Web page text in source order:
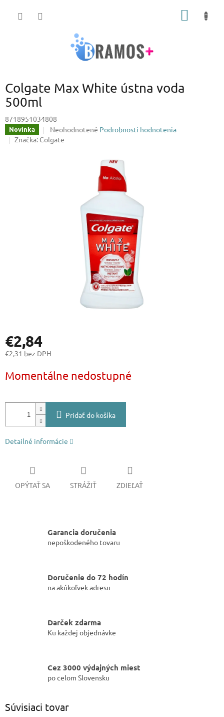
Colgate Max White ústna voda
500ml
8718951034808
Novinka
Priemerné
hodnotenie
Neohodnotené Podrobnosti hodnotenia
Značka: Colgate
€2,84
€2,31 bez DPH
cena:
Momentálne nedostupné
Pridať do košíka
Detailné informácie
OPÝTAŤ SA STRÁŽIŤ ZDIEĽAŤ
Garancia doručenia
nepoškodeného tovaru
Doručenie do 72 hodín
na akúkoľvek adresu
Darček zdarma
Ku každej objednávke
Cez 3000 výdajných miest
po celom Slovensku
Súvisiaci tovar